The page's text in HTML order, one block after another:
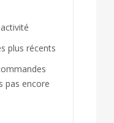
plus récents
pas encore